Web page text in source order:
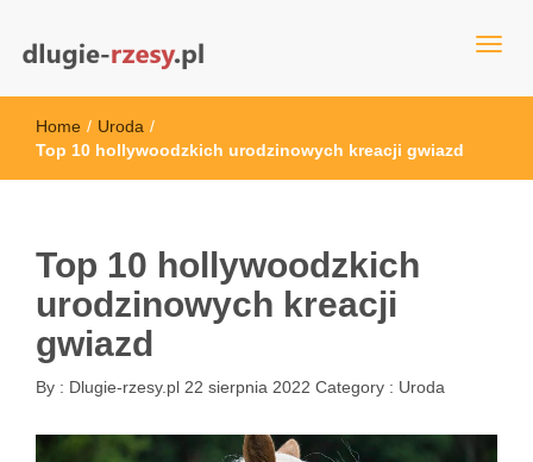
dlugie-rzesy.pl
Home / Uroda /
Top 10 hollywoodzkich urodzinowych kreacji gwiazd
Top 10 hollywoodzkich
urodzinowych kreacji
gwiazd
By : Dlugie-rzesy.pl 22 sierpnia 2022 Category : Uroda